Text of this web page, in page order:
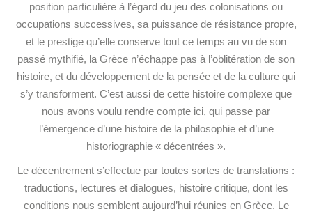
position particulière à l’égard du jeu des colonisations ou
occupations successives, sa puissance de résistance propre,
et le prestige qu’elle conserve tout ce temps au vu de son
passé mythifié, la Grèce n’échappe pas à l’oblitération de son
histoire, et du développement de la pensée et de la culture qui
s’y transforment. C’est aussi de cette histoire complexe que
nous avons voulu rendre compte ici, qui passe par
l’émergence d’une histoire de la philosophie et d’une
historiographie « décentrées ».
Le décentrement s’effectue par toutes sortes de translations :
traductions, lectures et dialogues, histoire critique, dont les
conditions nous semblent aujourd’hui réunies en Grèce. Le